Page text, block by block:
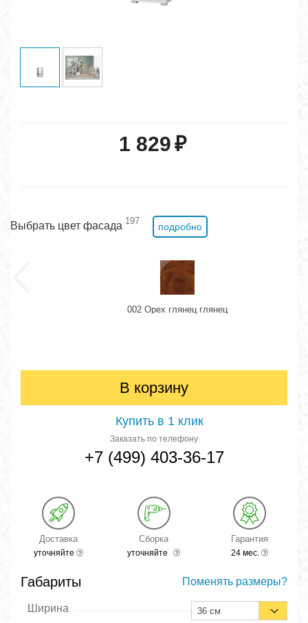
1 829₽
Выбрать цвет фасада 197
подробно
002 Орех глянец глянец
В корзину
Купить в 1 клик
Заказать по телефону
+7 (499) 403-36-17
Доставка
уточняйте
Сборка
уточняйте
Гарантия
24 мес.
Габариты Поменять размеры?
Ширина 36 см